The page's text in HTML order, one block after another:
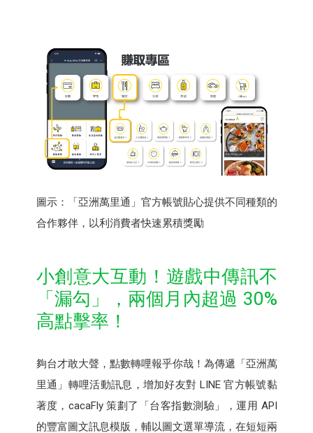
圖示：「亞洲萬里通」官方帳號貼心提供不同種類的
合作夥伴，以利消費者快速累積獎勵
小創意大互動！遊戲中傳訊不
「漏勾」，兩個月內超過 30%
高點擊率！
夠台才敢大聲，點數轉哩報乎你哉！為傳遞「亞洲萬
里通」轉哩活動訊息，增加好友對 LINE 官方帳號黏
著度，cacaFly 策劃了「台客指數測驗」，運用 API
的豐富圖文訊息模版，輔以圖文選單導流，在短短兩